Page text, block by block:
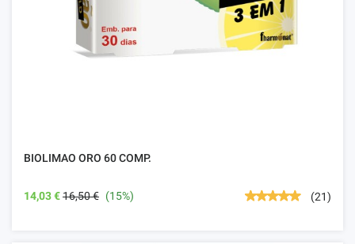
BIOLIMAO ORO 60 COMP.
14,03 €16,50 € (15%) (21)